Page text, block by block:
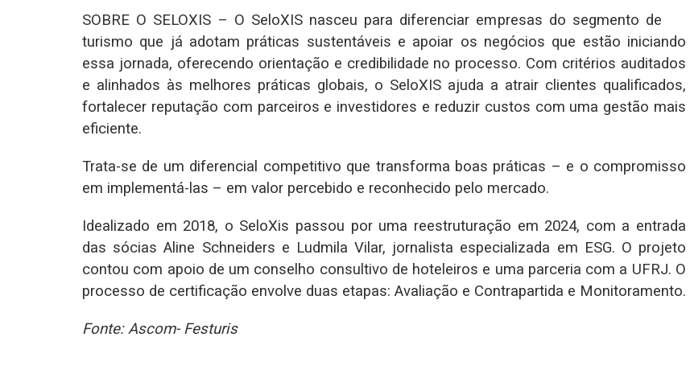
SOBRE O SELOXIS – O SeloXIS nasceu para diferenciar empresas do segmento de
turismo que já adotam práticas sustentáveis e apoiar os negócios que estão iniciando
essa jornada, oferecendo orientação e credibilidade no processo. Com critérios auditados
e alinhados às melhores práticas globais, o SeloXIS ajuda a atrair clientes qualificados,
fortalecer reputação com parceiros e investidores e reduzir custos com uma gestão mais
eficiente.
Trata-se de um diferencial competitivo que transforma boas práticas – e o compromisso
em implementá-las – em valor percebido e reconhecido pelo mercado.
Idealizado em 2018, o SeloXis passou por uma reestruturação em 2024, com a entrada
das sócias Aline Schneiders e Ludmila Vilar, jornalista especializada em ESG. O projeto
contou com apoio de um conselho consultivo de hoteleiros e uma parceria com a UFRJ. O
processo de certificação envolve duas etapas: Avaliação e Contrapartida e Monitoramento.
Fonte: Ascom- Festuris